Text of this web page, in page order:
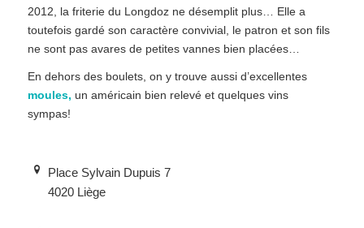
2012, la friterie du Longdoz ne désemplit plus… Elle a
toutefois gardé son caractère convivial, le patron et son fils
ne sont pas avares de petites vannes bien placées…
En dehors des boulets, on y trouve aussi d’excellentes
moules, un américain bien relevé et quelques vins
sympas!
Place Sylvain Dupuis 7
4020 Liège